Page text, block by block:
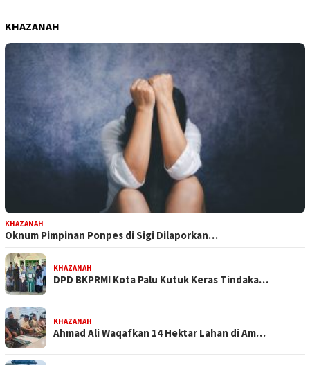
KHAZANAH
KHAZANAH
Oknum Pimpinan Ponpes di Sigi Dilaporkan…
KHAZANAH
DPD BKPRMI Kota Palu Kutuk Keras Tindaka…
KHAZANAH
Ahmad Ali Waqafkan 14 Hektar Lahan di Am…